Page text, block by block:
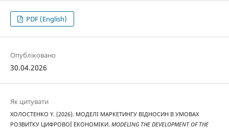
PDF (English)
Опубліковано
30.04.2026
Як цитувати
ХОЛОСТЕНКО Y. (2026). МОДЕЛІ МАРКЕТИНГУ ВІДНОСИН В УМОВАХ
РОЗВИТКУ ЦИФРОВОЇ ЕКОНОМІКИ. MODELING THE DEVELOPMENT OF THE